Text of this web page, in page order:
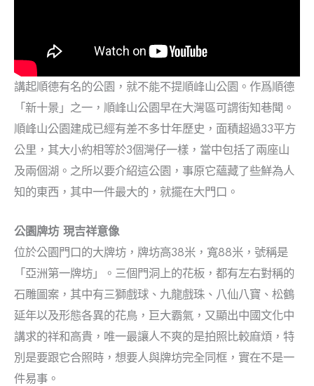
講起順德有名的公園，就不能不提順峰山公園。作爲順德
「新十景」之一，順峰山公園早在大灣區可謂街知巷聞。
順峰山公園建成已經有差不多廿年歷史，面積超過33平方
公里，其大小約相等於3個灣仔一樣，當中包括了兩座山
及兩個湖。之所以要介紹這公園，事原它蘊藏了些鮮為人
知的東西，其中一件最大的，就擺在大門口。
公園牌坊 現吉祥意像
位於公園門口的大牌坊，牌坊高38米，寬88米，號稱是
「亞洲第一牌坊」。三個門洞上的花板，都有左右對稱的
石雕圖案，其中有三獅戲球、九龍戲珠、八仙八寶、松鶴
延年以及形態各異的花鳥，巨大霸氣，又顯出中國文化中
講求的祥和高貴，唯一最讓人不爽的是拍照比較麻煩，特
別是要跟它合照時，想要人與牌坊完全同框，實在不是一
件易事。